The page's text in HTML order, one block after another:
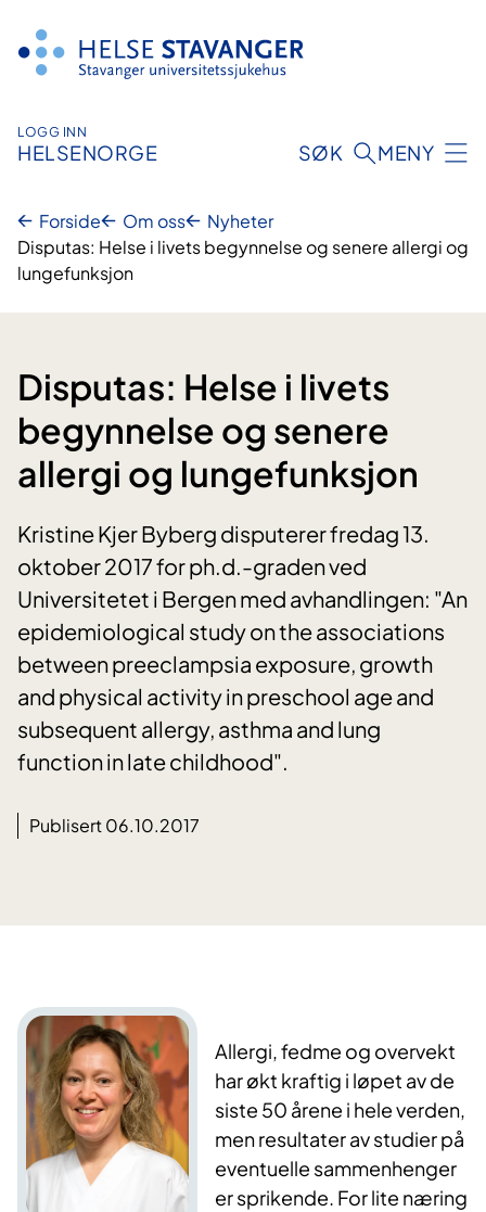
innhold
LOGG INN
HELSENORGE SØK MENY
Forside Om oss
Nyheter
Disputas: Helse i livets begynnelse og senere allergi og
lungefunksjon
Disputas: Helse i livets
begynnelse og senere
allergi og lungefunksjon
Kristine Kjer Byberg disputerer fredag 13.
oktober 2017 for ph.d.-graden ved
Universitetet i Bergen med avhandlingen: "An
epidemiological study on the associations
between preeclampsia exposure, growth
and physical activity in preschool age and
subsequent allergy, asthma and lung
function in late childhood".
Publisert 06.10.2017
Allergi, fedme og overvekt
har økt kraftig i løpet av de
siste 50 årene i hele verden,
men resultater av studier på
eventuelle sammenhenger
er sprikende. For lite næring